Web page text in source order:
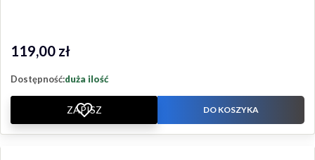
Cena
119,00 zł
Dostępność:duża ilość
ZAPISZ DO KOSZYKA